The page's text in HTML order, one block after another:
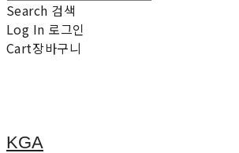
Search 검색
Log In 로그인
Cart장바구니
KGA